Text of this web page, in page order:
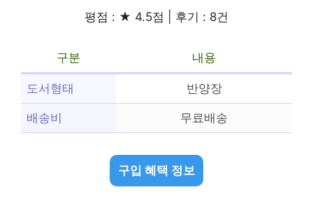
평점 : ★ 4.5점 | 후기 : 8건
구분 내용
도서형태 반양장
배송비 무료배송
구입 혜택 정보